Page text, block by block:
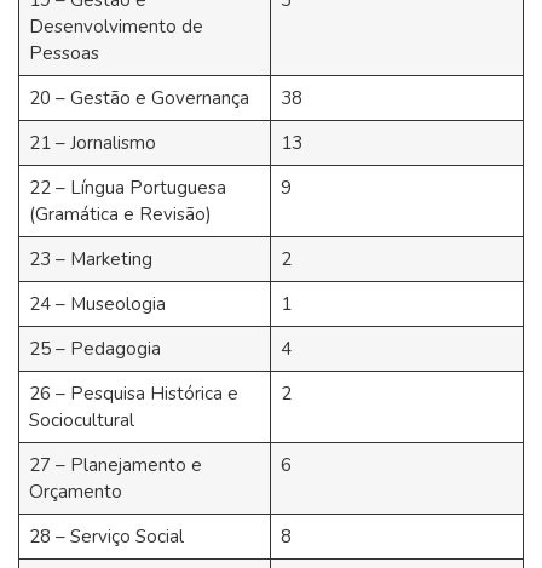
Desenvolvimento de
Pessoas
20 – Gestão e Governança
38
21 – Jornalismo
13
22 – Língua Portuguesa
(Gramática e Revisão)
9
23 – Marketing
2
24 – Museologia
1
25 – Pedagogia
4
26 – Pesquisa Histórica e
Sociocultural
2
27 – Planejamento e
Orçamento
6
28 – Serviço Social
8